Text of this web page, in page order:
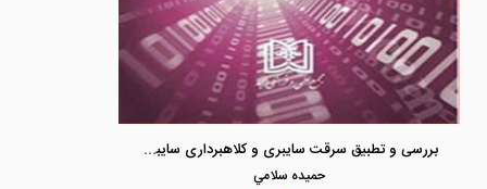
بررسی و تطبیق سرقت سایبری و کلاهبرداری سایبری
حميده سلامي